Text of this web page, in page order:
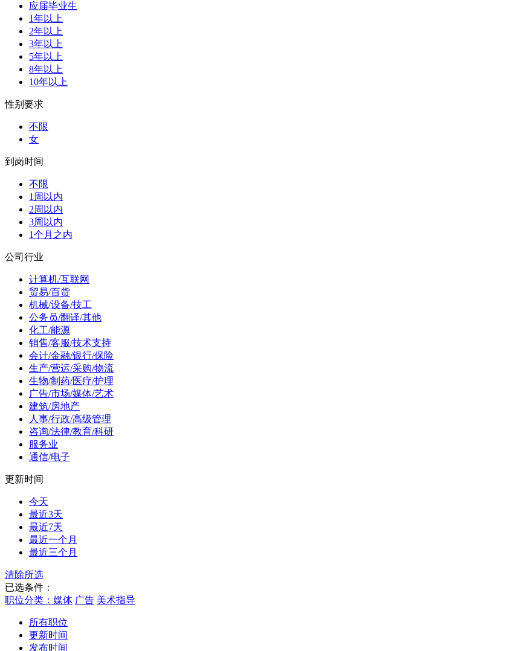
应届毕业生
1年以上
2年以上
3年以上
5年以上
8年以上
10年以上
性别要求
不限
女
到岗时间
不限
1周以内
2周以内
3周以内
1个月之内
公司行业
计算机/互联网
贸易/百货
机械/设备/技工
公务员/翻译/其他
化工/能源
销售/客服/技术支持
会计/金融/银行/保险
生产/营运/采购/物流
生物/制药/医疗/护理
广告/市场/媒体/艺术
建筑/房地产
人事/行政/高级管理
咨询/法律/教育/科研
服务业
通信/电子
更新时间
今天
最近3天
最近7天
最近一个月
最近三个月
清除所选
已选条件：
职位分类：媒体 广告 美术指导
所有职位
更新时间
发布时间